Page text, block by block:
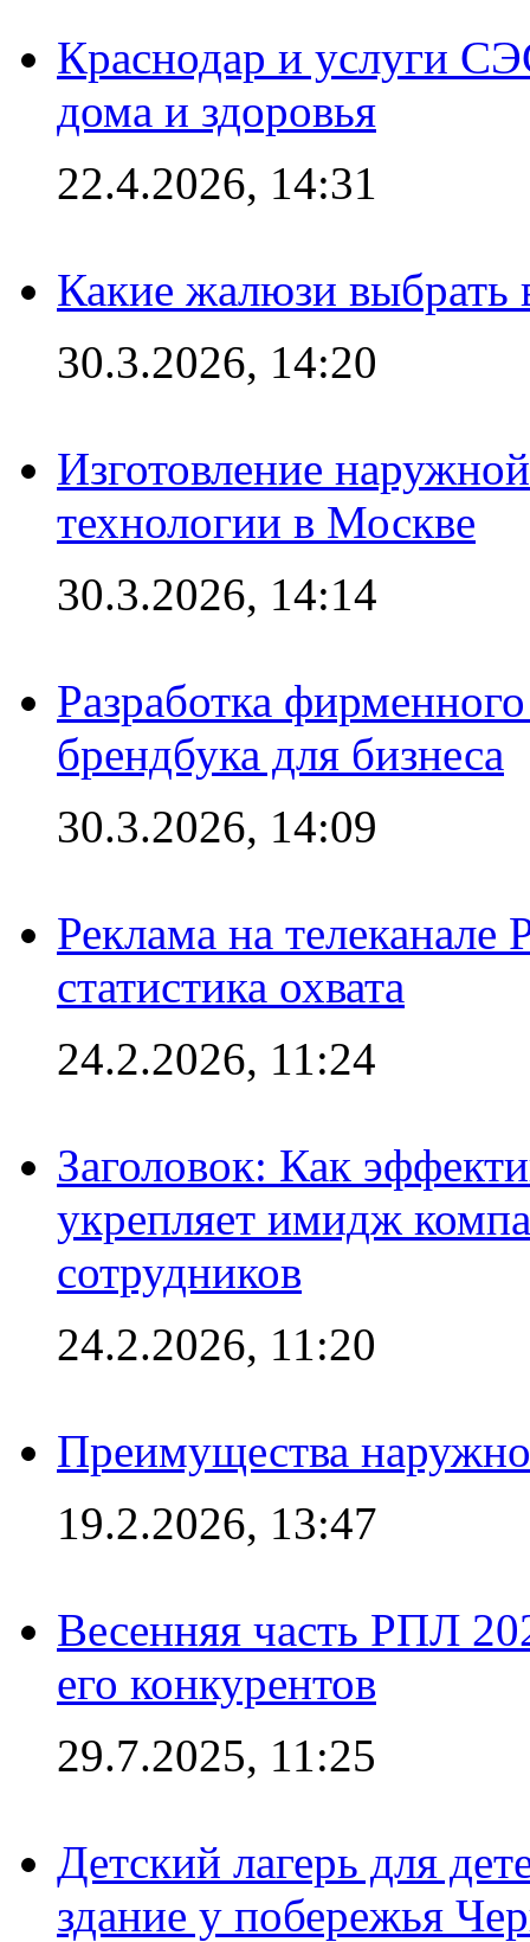
Краснодар и услуги
дома и здоровья
22.4.2026, 14:31
Какие жалюзи выбрать
30.3.2026, 14:20
Изготовление
технологии в Москве
30.3.2026, 14:14
Разработка
брендбука для бизнеса
30.3.2026, 14:09
Реклама на
статистика охвата
24.2.2026, 11:24
Заголовок: Как
укрепляет имидж
сотрудников
24.2.2026, 11:20
Преимущества
19.2.2026, 13:47
Весенняя часть РПЛ
его конкурентов
29.7.2025, 11:25
Детский лагерь для
здание у побережья